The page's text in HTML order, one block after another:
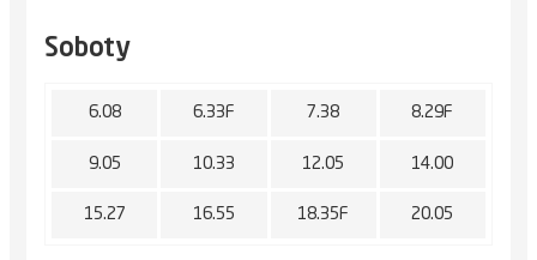
Soboty
6.08 6.33F 7.38 8.29F
9.05 10.33 12.05 14.00
15.27 16.55 18.35F 20.05